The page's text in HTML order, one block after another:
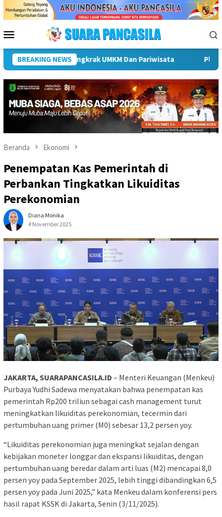
Menu
Mobile
BREAKING NEWS
Dukung Percepatan Penyaluran DAK Fisik Dan Dana Desa Di
Beranda Ekonomi
Penempatan Kas Pemerintah di
Perbankan Tingkatkan Likuiditas
Perekonomian
Diana Monika
4 November 2025
JAKARTA, SUARAPANCASILA.ID – Menteri Keuangan (Menkeu)
Purbaya Yudhi Sadewa menyatakan bahwa penempatan kas
pemerintah Rp200 triliun sebagai cash management turut
meningkatkan likuiditas perekonomian, tecermin dari
pertumbuhan uang primer (M0) sebesar 13,2 persen yoy.
“Likuiditas perekonomian juga meningkat sejalan dengan
kebijakan moneter longgar dan ekspansi likuiditas, dengan
pertumbuhan uang beredar dalam arti luas (M2) mencapai 8,0
persen yoy pada September 2025, lebih tinggi dibandingkan 6,5
persen yoy pada Juni 2025,” kata Menkeu dalam konferensi pers
hasil rapat KSSK di Jakarta, Senin (3/11/2025).